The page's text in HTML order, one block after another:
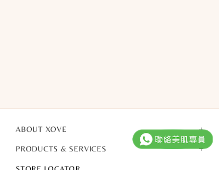
ABOUT XOVE
PRODUCTS & SERVICES